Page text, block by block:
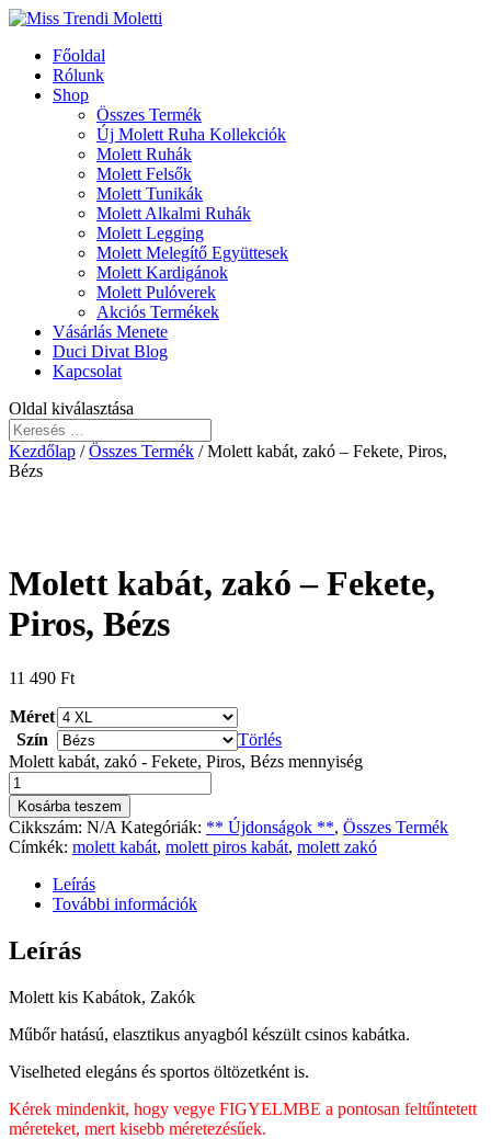
Főoldal
Rólunk
Shop
Összes Termék
Új Molett Ruha Kollekciók
Molett Ruhák
Molett Felsők
Molett Tunikák
Molett Alkalmi Ruhák
Molett Legging
Molett Melegítő Együttesek
Molett Kardigánok
Molett Pulóverek
Akciós Termékek
Vásárlás Menete
Duci Divat Blog
Kapcsolat
Oldal kiválasztása
Kezdőlap /Összes Termék / Molett kabát, zakó – Fekete, Piros,
Bézs
Molett kabát, zakó – Fekete,
Piros, Bézs
11 490 Ft
Méret
Szín
Törlés
Molett kabát, zakó - Fekete, Piros, Bézs mennyiség
Kosárba teszem
Cikkszám: N/A Kategóriák: ** Újdonságok **, Összes Termék
Címkék: molett kabát, molett piros kabát, molett zakó
Leírás
További információk
Leírás
Molett kis Kabátok, Zakók
Műbőr hatású, elasztikus anyagból készült csinos kabátka.
Viselheted elegáns és sportos öltözetként is.
Kérek mindenkit, hogy vegye FIGYELMBE a pontosan feltűntetett
méreteket, mert kisebb méretezésűek.